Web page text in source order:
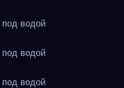
водой
водой
водой